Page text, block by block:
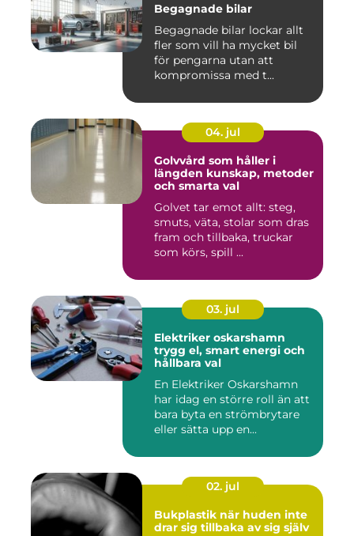
Begagnade bilar
Begagnade bilar lockar allt
fler som vill ha mycket bil
för pengarna utan att
kompromissa med t...
04. jul
Golvvård som håller i
längden kunskap, metoder
och smarta val
Golvet tar emot allt: steg,
smuts, väta, stolar som dras
fram och tillbaka, truckar
som körs, spill ...
03. jul
Elektriker oskarshamn
trygg el, smart energi och
hållbara val
En Elektriker Oskarshamn
har idag en större roll än att
bara byta en strömbrytare
eller sätta upp en...
02. jul
Bukplastik när huden inte
drar sig tillbaka av sig själv